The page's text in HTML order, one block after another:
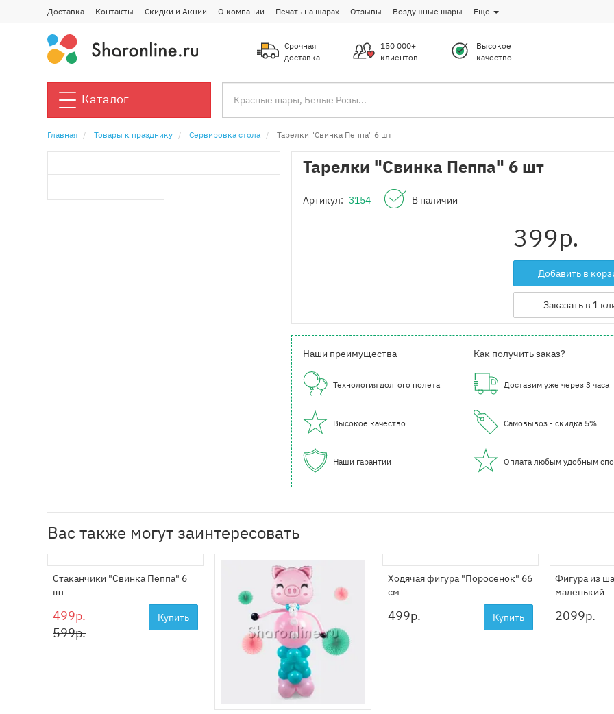
Доставка Контакты Скидки и Акции О компании Печать на шарах Отзывы Воздушные шары Еще
Срочная
доставка
150 000+
клиентов
Высокое
качество
Каталог
Главная Товары к празднику Сервировка стола Тарелки "Свинка Пеппа" 6 шт
Тарелки "Свинка Пеппа" 6 шт
Артикул: 3154 В наличии
399р.
Добавить в
Заказать в 1
Наши преимущества
Технология долгого полета
Высокое качество
Наши гарантии
Как получить заказ?
Доставим уже через 3 часа
Самовывоз - скидка 5%
Оплата любым удобным
Вас также могут заинтересовать
Стаканчики "Свинка Пеппа" 6
шт
499р.
599р.
Купить
Ходячая фигура "Поросенок" 66
см
499р. Купить
Фигура из
маленький
2099р.